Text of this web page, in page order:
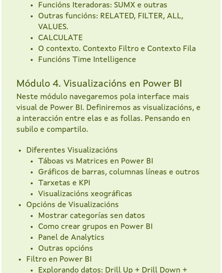
Funcións Iteradoras: SUMX e outras
Outras funcións: RELATED, FILTER, ALL,
VALUES.
CALCULATE
O contexto. Contexto Filtro e Contexto Fila
Funcións Time Intelligence
Módulo 4. Visualizacións en Power BI
Neste módulo navegaremos pola interface mais
visual de Power BI. Definiremos as visualizacións, e
a interacción entre elas e as follas. Pensando en
subilo e compartilo.
Diferentes Visualizacións
Táboas vs Matrices en Power BI
Gráficos de barras, columnas líneas e outros
Tarxetas e KPI
Visualizacións xeográficas
Opcións de Visualizacións
Mostrar categorías sen datos
Como crear grupos en Power BI
Panel de Analytics
Outras opcións
Filtro en Power BI
Explorando datos: Drill Up + Drill Down +